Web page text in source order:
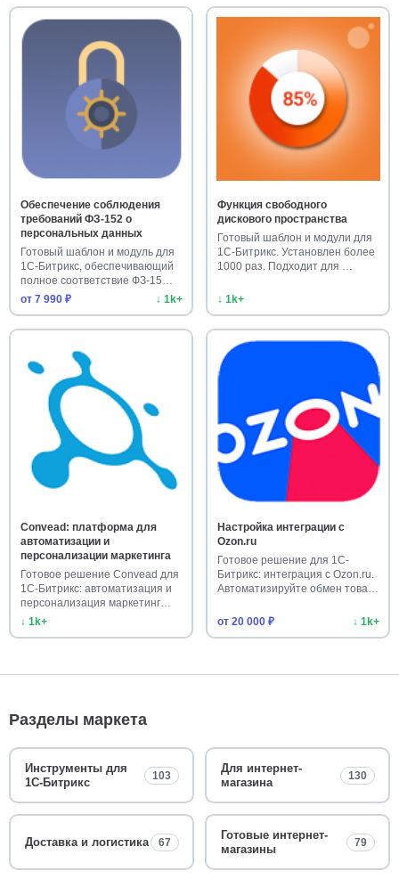
Обеспечение соблюдения
требований ФЗ-152 о
персональных данных
Готовый шаблон и модуль для
1С-Битрикс, обеспечивающий
полное соответствие ФЗ-15…
от 7 990 ₽
↓ 1k+
Функция свободного
дискового пространства
Готовый шаблон и модули для
1С-Битрикс. Установлен более
1000 раз. Подходит для …
↓ 1k+
Convead: платформа для
автоматизации и
персонализации маркетинга
Готовое решение Convead для
1С-Битрикс: автоматизация и
персонализация маркетинг…
↓ 1k+
Настройка интеграции с
Ozon.ru
Готовое решение для 1С-
Битрикс: интеграция с Ozon.ru.
Автоматизируйте обмен това…
от 20 000 ₽ ↓ 1k+
Разделы маркета
Инструменты для
1С-Битрикс
103
Для интернет-
магазина
130
Доставка и логистика 67
Готовые интернет-
магазины
79